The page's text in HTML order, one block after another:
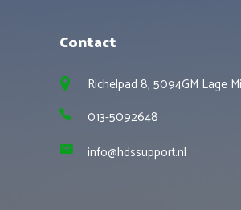
Contact
Richelpad 8, 5094GM Lage
013-5092648
info@hdssupport.nl